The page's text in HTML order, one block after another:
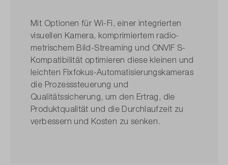
Mit Optionen für Wi-Fi, einer integrierten
visuellen Kamera, komprimiertem radio­
metrischem Bild-Streaming und ONVIF S-
Kompatibilität optimieren diese kleinen und
leichten Fixfokus-Automatisierungskameras
die Prozesssteuerung und
Qualitätssicherung, um den Ertrag, die
Produktqualität und die Durchlaufzeit zu
verbessern und Kosten zu senken.